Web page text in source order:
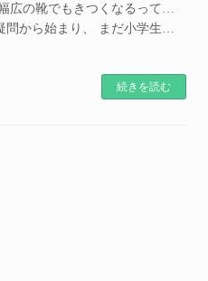
広の靴でもきつくなるって…
から始まり、 まだ小学生…
続きを読む